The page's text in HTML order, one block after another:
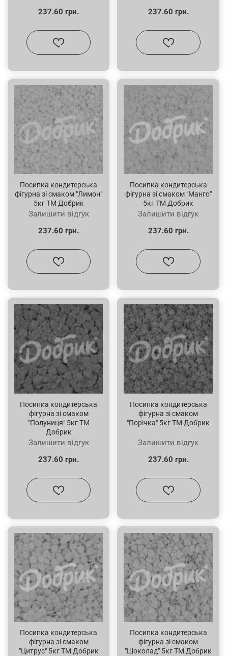
237.60 грн.
237.60 грн.
Посипка кондитерська
фігурна зі смаком "Лимон"
5кг ТМ Добрик
Залишити відгук
237.60 грн.
Посипка кондитерська
фігурна зі смаком "Манго"
5кг ТМ Добрик
Залишити відгук
237.60 грн.
Посипка кондитерська
фігурна зі смаком
"Полуниця" 5кг ТМ
Добрик
Залишити відгук
237.60 грн.
Посипка кондитерська
фігурна зі смаком
"Порічка" 5кг ТМ Добрик
Залишити відгук
237.60 грн.
Посипка кондитерська
фігурна зі смаком
"Цитрус" 5кг ТМ Добрик
Посипка кондитерська
фігурна зі смаком
"Шоколад" 5кг ТМ Добрик